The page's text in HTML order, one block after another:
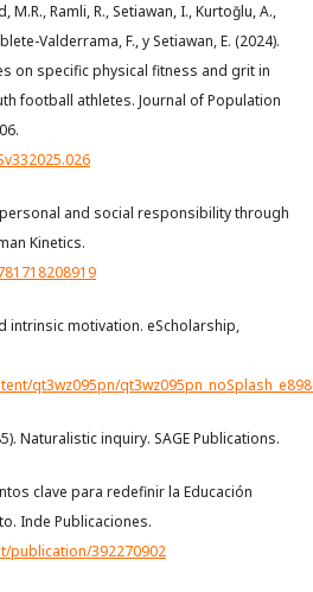
M.R., Ramli, R., Setiawan, I., Kurtoğlu, A.,
Valderrama, F., y Setiawan, E. (2024).
on specific physical fitness and grit in
football athletes. Journal of Population
and social responsibility through
Kinetics.
intrinsic motivation. eScholarship,
qt3wz095pn/
Naturalistic inquiry. SAGE Publications.
clave para redefinir la Educación
Inde Publicaciones.
publication/392270902